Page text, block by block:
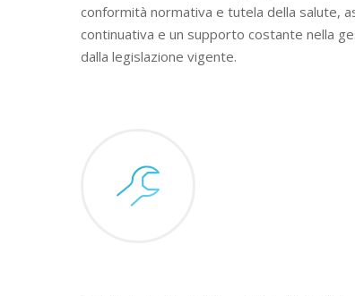
conformità normativa e tutela della salute,
continuativa e un supporto costante nella
dalla legislazione vigente.